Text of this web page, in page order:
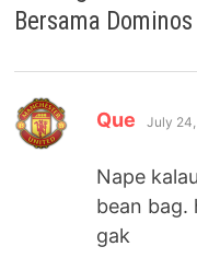
Bersama
Que says:
July
Nape
bean bag.
gak